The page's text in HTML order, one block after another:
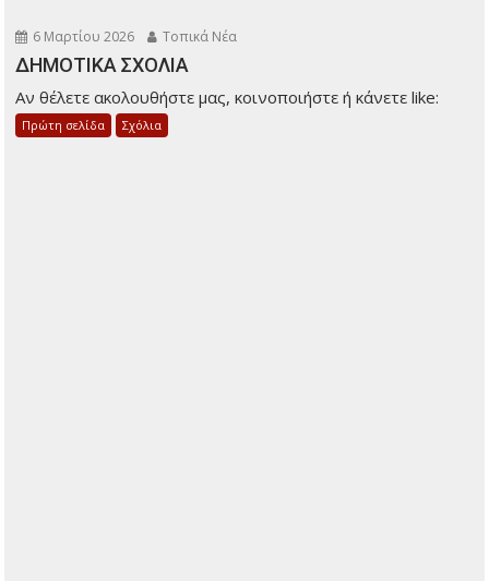
6 Μαρτίου 2026 Τοπικά Νέα
ΔΗΜΟΤΙΚΑ ΣΧΟΛΙΑ
Αν θέλετε ακολουθήστε μας, κοινοποιήστε ή κάνετε like:
Πρώτη σελίδα Σχόλια